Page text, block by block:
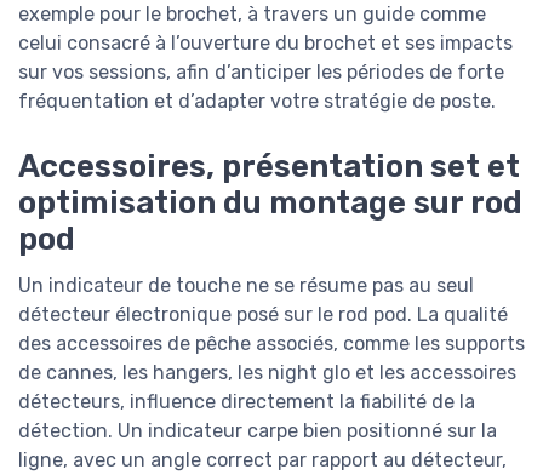
exemple pour le brochet, à travers un guide comme
celui consacré à l’ouverture du brochet et ses impacts
sur vos sessions, afin d’anticiper les périodes de forte
fréquentation et d’adapter votre stratégie de poste.
Accessoires, présentation set et
optimisation du montage sur rod
pod
Un indicateur de touche ne se résume pas au seul
détecteur électronique posé sur le rod pod. La qualité
des accessoires de pêche associés, comme les supports
de cannes, les hangers, les night glo et les accessoires
détecteurs, influence directement la fiabilité de la
détection. Un indicateur carpe bien positionné sur la
ligne, avec un angle correct par rapport au détecteur,